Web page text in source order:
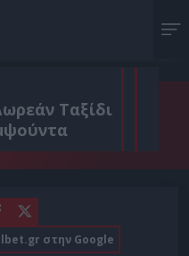
Ταξίδι
στην Google